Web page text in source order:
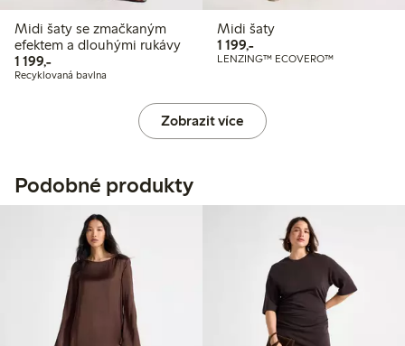
Midi šaty se zmačkaným
efektem a dlouhými rukávy
1 199,-1 199,00 Kč
Recyklovaná bavlna
Midi šaty
1 199,-1 199,00 Kč
LENZING™ ECOVERO™
Zobrazit více
Podobné produkty